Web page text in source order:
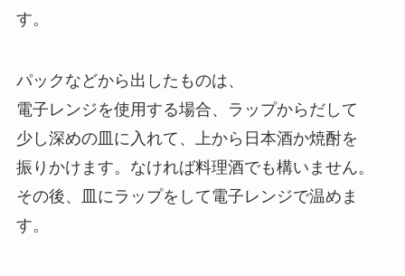
す。
パックなどから出したものは、
電子レンジを使用する場合、ラップからだして
少し深めの皿に入れて、上から日本酒か焼酎を
振りかけます。なければ料理酒でも構いません。
その後、皿にラップをして電子レンジで温めま
す。